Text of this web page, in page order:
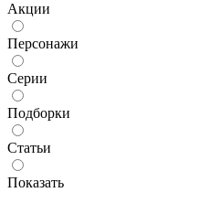
Акции
Персонажи
Серии
Подборки
Статьи
Показать